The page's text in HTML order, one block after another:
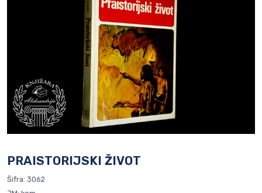
PRAISTORIJSKI ŽIVOT
Šifra: 3062